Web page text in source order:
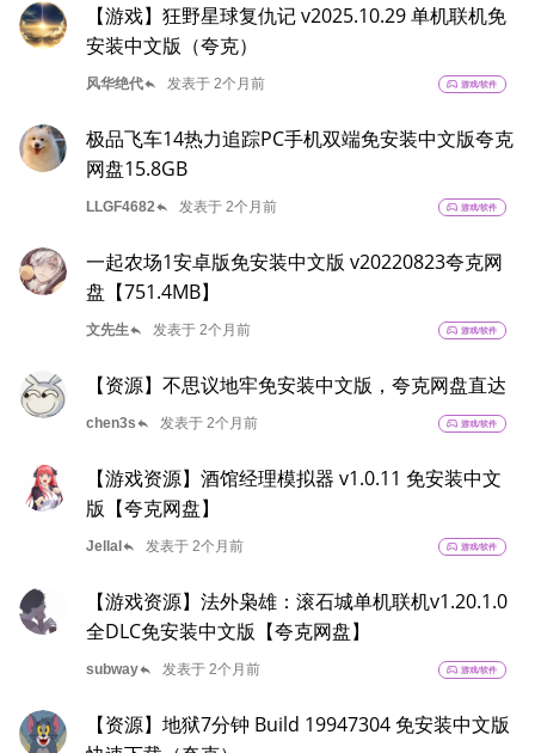
【游戏】狂野星球复仇记 v2025.10.29 单机联机免
安装中文版（夸克）
风华绝代reply 发表于 2个月前 sports_esports 游戏/软件
极品飞车14热力追踪PC手机双端免安装中文版夸克
网盘15.8GB
LLGF4682reply 发表于 2个月前 sports_esports 游戏/软件
一起农场1安卓版免安装中文版 v20220823夸克网
盘【751.4MB】
文先生reply 发表于 2个月前 sports_esports 游戏/软件
【资源】不思议地牢免安装中文版，夸克网盘直达
chen3sreply 发表于 2个月前 sports_esports 游戏/软件
【游戏资源】酒馆经理模拟器 v1.0.11 免安装中文
版【夸克网盘】
Jellal reply 发表于 2个月前 sports_esports 游戏/软件
【游戏资源】法外枭雄：滚石城单机联机v1.20.1.0
全DLC免安装中文版【夸克网盘】
subwayreply 发表于 2个月前 sports_esports 游戏/软件
【资源】地狱7分钟 Build 19947304 免安装中文版